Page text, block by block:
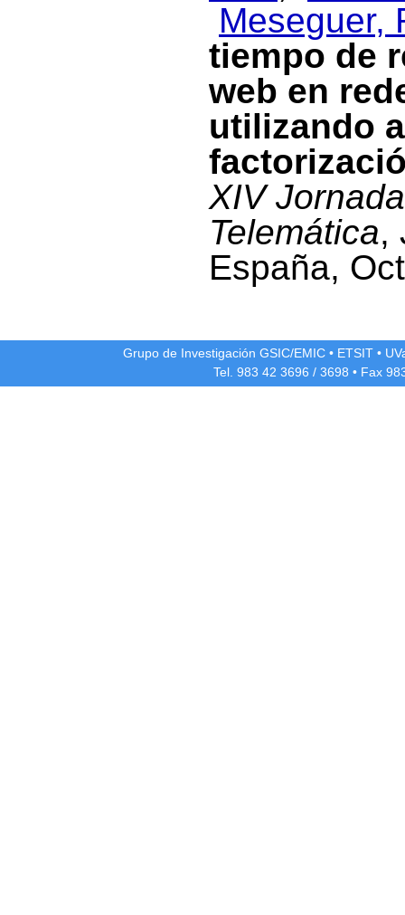
Meseguer,
tiempo de
web en
utilizando
XIV
Telemática,
España,
Grupo de Investigación GSIC/EMIC • ETSIT •
Tel. 983 42 3696 / 3698 • Fax